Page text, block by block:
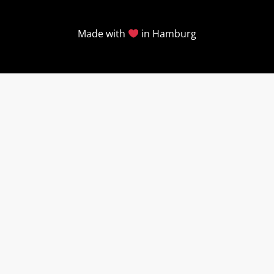
Made with in Hamburg